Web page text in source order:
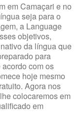
em Camaçari e no
seja para o
a Language
objetivos,
da língua que
para
com os
hoje mesmo
Agora nos
colocaremos em
em